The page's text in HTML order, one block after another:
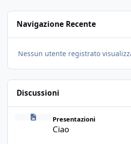
Navigazione Recente
Nessun utente registrato
Discussioni
Presentazioni
Ciao